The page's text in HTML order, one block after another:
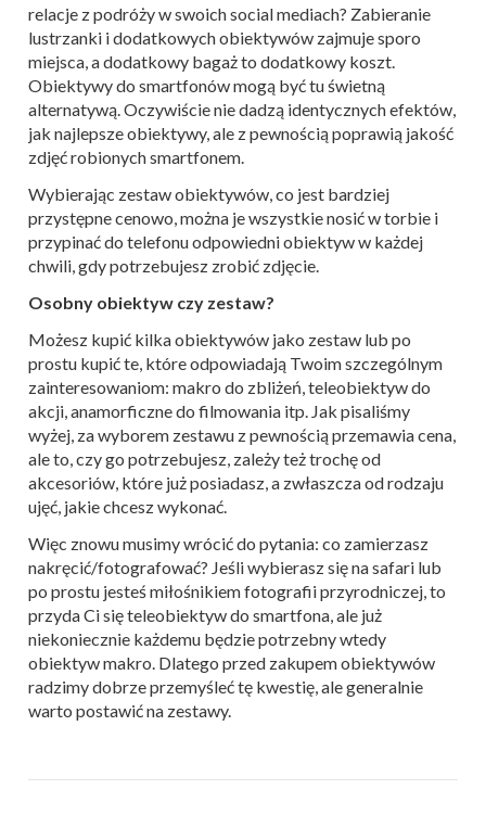
relacje z podróży w swoich social mediach? Zabieranie
lustrzanki i dodatkowych obiektywów zajmuje sporo
miejsca, a dodatkowy bagaż to dodatkowy koszt.
Obiektywy do smartfonów mogą być tu świetną
alternatywą. Oczywiście nie dadzą identycznych efektów,
jak najlepsze obiektywy, ale z pewnością poprawią jakość
zdjęć robionych smartfonem.
Wybierając zestaw obiektywów, co jest bardziej
przystępne cenowo, można je wszystkie nosić w torbie i
przypinać do telefonu odpowiedni obiektyw w każdej
chwili, gdy potrzebujesz zrobić zdjęcie.
Osobny obiektyw czy zestaw?
Możesz kupić kilka obiektywów jako zestaw lub po
prostu kupić te, które odpowiadają Twoim szczególnym
zainteresowaniom: makro do zbliżeń, teleobiektyw do
akcji, anamorficzne do filmowania itp. Jak pisaliśmy
wyżej, za wyborem zestawu z pewnością przemawia cena,
ale to, czy go potrzebujesz, zależy też trochę od
akcesoriów, które już posiadasz, a zwłaszcza od rodzaju
ujęć, jakie chcesz wykonać.
Więc znowu musimy wrócić do pytania: co zamierzasz
nakręcić/fotografować? Jeśli wybierasz się na safari lub
po prostu jesteś miłośnikiem fotografii przyrodniczej, to
przyda Ci się teleobiektyw do smartfona, ale już
niekoniecznie każdemu będzie potrzebny wtedy
obiektyw makro. Dlatego przed zakupem obiektywów
radzimy dobrze przemyśleć tę kwestię, ale generalnie
warto postawić na zestawy.